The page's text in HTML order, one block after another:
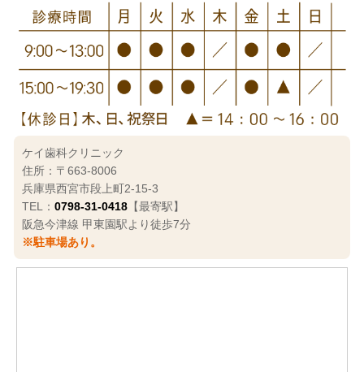
ケイ歯科クリニック
住所：〒663-8006
兵庫県西宮市段上町2-15-3
TEL： 0798-31-0418【最寄駅】
阪急今津線 甲東園駅より徒歩7分
※駐車場あり。